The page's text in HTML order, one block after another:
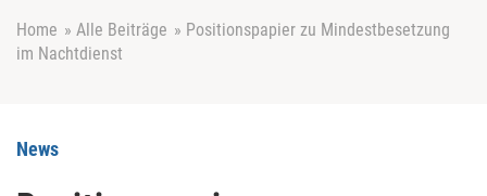
Home » Alle Beiträge » Positionspapier zu Mindestbesetzung
im Nachtdienst
News